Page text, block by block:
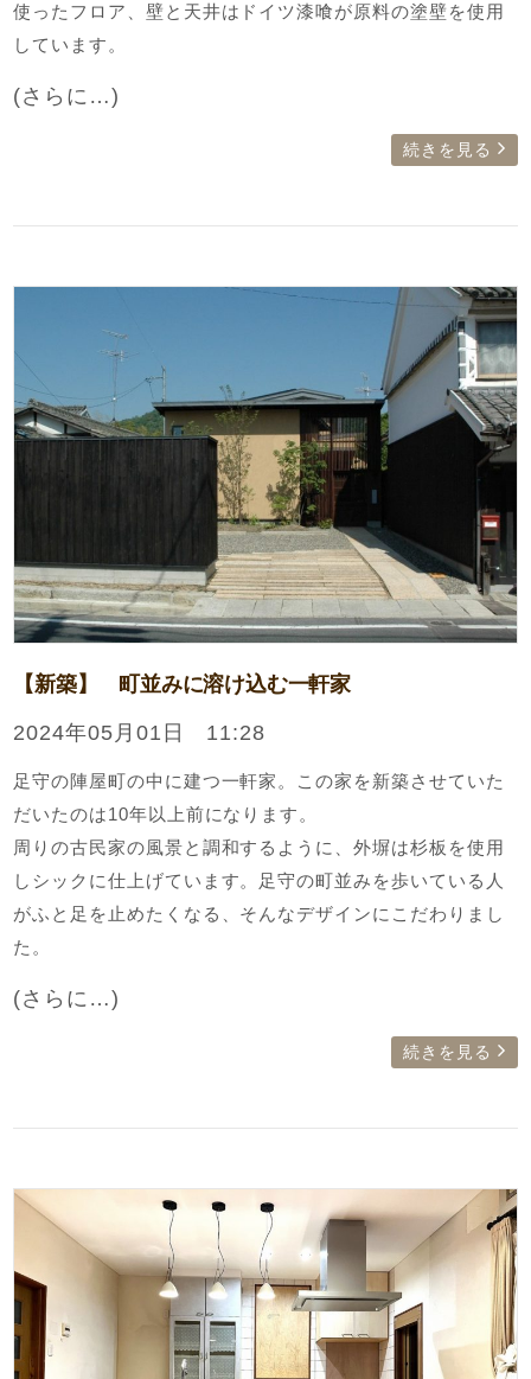
使ったフロア、壁と天井はドイツ漆喰が原料の塗壁を使用
しています。
(さらに…)
続きを見る
【新築】 町並みに溶け込む一軒家
2024年05月01日 11:28
足守の陣屋町の中に建つ一軒家。この家を新築させていた
だいたのは10年以上前になります。
周りの古民家の風景と調和するように、外塀は杉板を使用
しシックに仕上げています。足守の町並みを歩いている人
がふと足を止めたくなる、そんなデザインにこだわりまし
た。
(さらに…)
続きを見る